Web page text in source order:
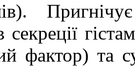
секреції
фактор) та